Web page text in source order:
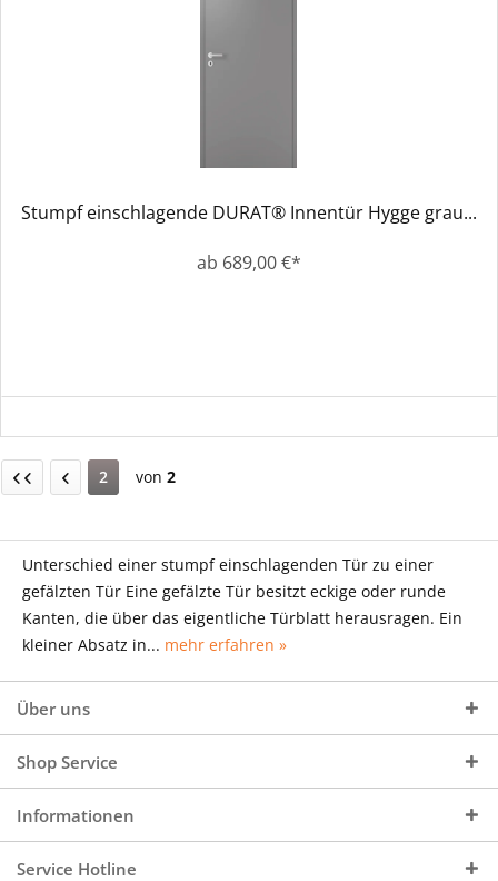
Stumpf einschlagende DURAT® Innentür Hygge grau...
ab 689,00 €*
2 von 2
Unterschied einer stumpf einschlagenden Tür zu einer
gefälzten Tür Eine gefälzte Tür besitzt eckige oder runde
Kanten, die über das eigentliche Türblatt herausragen. Ein
kleiner Absatz in... mehr erfahren »
Über uns
Shop Service
Informationen
Service Hotline